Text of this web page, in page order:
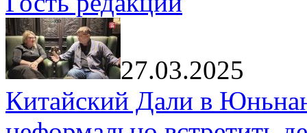
27.03.2025
Китайский Дали в